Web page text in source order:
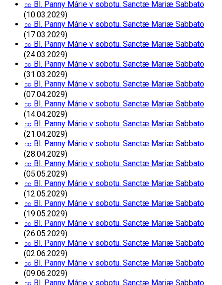
㏄ Bl. Panny Márie v sobotu. Sanctæ Mariæ Sabbato
(10.03.2029)
㏄ Bl. Panny Márie v sobotu. Sanctæ Mariæ Sabbato
(17.03.2029)
㏄ Bl. Panny Márie v sobotu. Sanctæ Mariæ Sabbato
(24.03.2029)
㏄ Bl. Panny Márie v sobotu. Sanctæ Mariæ Sabbato
(31.03.2029)
㏄ Bl. Panny Márie v sobotu. Sanctæ Mariæ Sabbato
(07.04.2029)
㏄ Bl. Panny Márie v sobotu. Sanctæ Mariæ Sabbato
(14.04.2029)
㏄ Bl. Panny Márie v sobotu. Sanctæ Mariæ Sabbato
(21.04.2029)
㏄ Bl. Panny Márie v sobotu. Sanctæ Mariæ Sabbato
(28.04.2029)
㏄ Bl. Panny Márie v sobotu. Sanctæ Mariæ Sabbato
(05.05.2029)
㏄ Bl. Panny Márie v sobotu. Sanctæ Mariæ Sabbato
(12.05.2029)
㏄ Bl. Panny Márie v sobotu. Sanctæ Mariæ Sabbato
(19.05.2029)
㏄ Bl. Panny Márie v sobotu. Sanctæ Mariæ Sabbato
(26.05.2029)
㏄ Bl. Panny Márie v sobotu. Sanctæ Mariæ Sabbato
(02.06.2029)
㏄ Bl. Panny Márie v sobotu. Sanctæ Mariæ Sabbato
(09.06.2029)
㏄ Bl. Panny Márie v sobotu. Sanctæ Mariæ Sabbato